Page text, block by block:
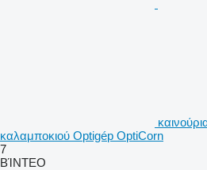
καλαμποκιού Optigép OptiCorn
7
ΒΊΝΤΕΟ